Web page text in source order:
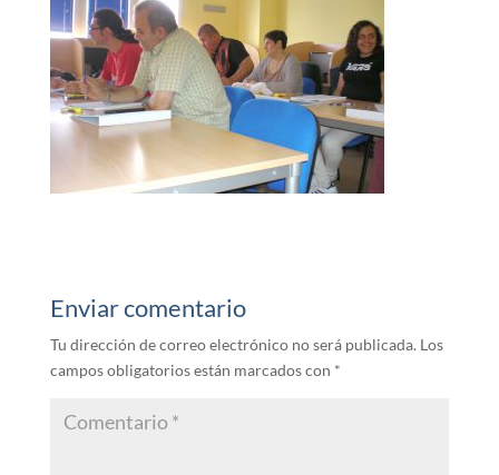
Enviar comentario
Tu dirección de correo electrónico no será publicada. Los
campos obligatorios están marcados con *